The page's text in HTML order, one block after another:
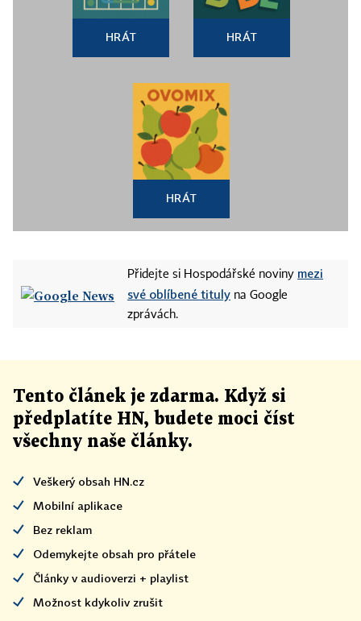
HRÁT HRÁT
HRÁT
Přidejte si Hospodářské noviny mezi
své oblíbené tituly na Google
zprávách.
Tento článek je zdarma. Když si
předplatíte HN, budete moci číst
všechny naše články.
Veškerý obsah HN.cz
Mobilní aplikace
Bez reklam
Odemykejte obsah pro přátele
Články v audioverzi + playlist
Možnost kdykoliv zrušit